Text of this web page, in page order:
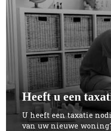
Heeft u een
U heeft een taxatie
van uw nieuwe